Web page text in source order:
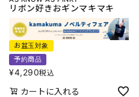
リボン好きおギンマキマキ
お盆玉対象
予約商品
¥4,290税込
カートに入れる